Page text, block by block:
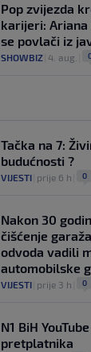
Pop zvijezda
karijeri: Ariana
se povlači iz
SHOWBIZ 4. aug.
Tačka na 7:
budućnosti ?
VIJESTI prije 6 h 0
Nakon 30
čišćenje
odvoda vadili
automobilske
VIJESTI prije 3 h 0
N1 BiH
pretplatnika